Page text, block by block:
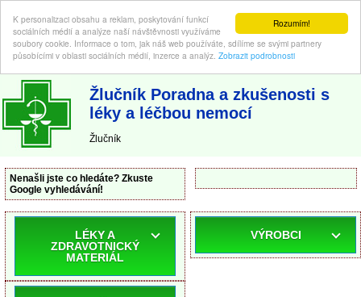
Rozumím!
K personalizaci obsahu a reklam, poskytování funkcí
sociálních médií a analýze naší návštěvnosti využíváme
soubory cookie. Informace o tom, jak náš web používáte, sdílíme se svými partnery
působícími v oblasti sociálních médií, inzerce a analýz. Zobrazit podrobnosti
ABC-LEKARNA.cz | Poradna a zkušenosti s léky a léčbou nemocí
Žlučník Poradna a zkušenosti s
léky a léčbou nemocí
Žlučník
Nenašli jste co hledáte? Zkuste
Google vyhledávání!
LÉKY A
ZDRAVOTNICKÝ
MATERIÁL
VÝROBCI